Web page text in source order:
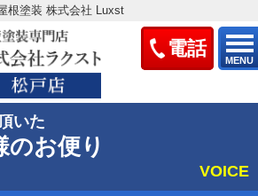
電話
MENU
根塗装 株式会社 Luxst
いた
のお便り
VOICE